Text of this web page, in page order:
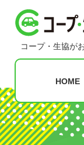
コープ・生協お
コープ・生協が
HOME